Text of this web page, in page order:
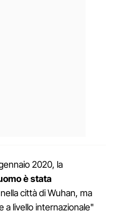
2020, la
è stata
nella città di Wuhan, ma
a livello internazionale"